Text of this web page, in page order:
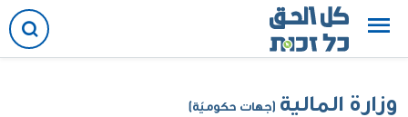
وزارة المالية (جهات حكوميّة)